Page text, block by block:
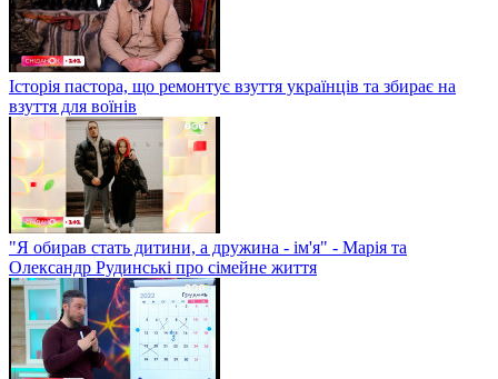
Історія пастора, що ремонтує взуття українців та збирає на
взуття для воїнів
"Я обирав стать дитини, а дружина - ім'я" - Марія та
Олександр Рудинські про сімейне життя